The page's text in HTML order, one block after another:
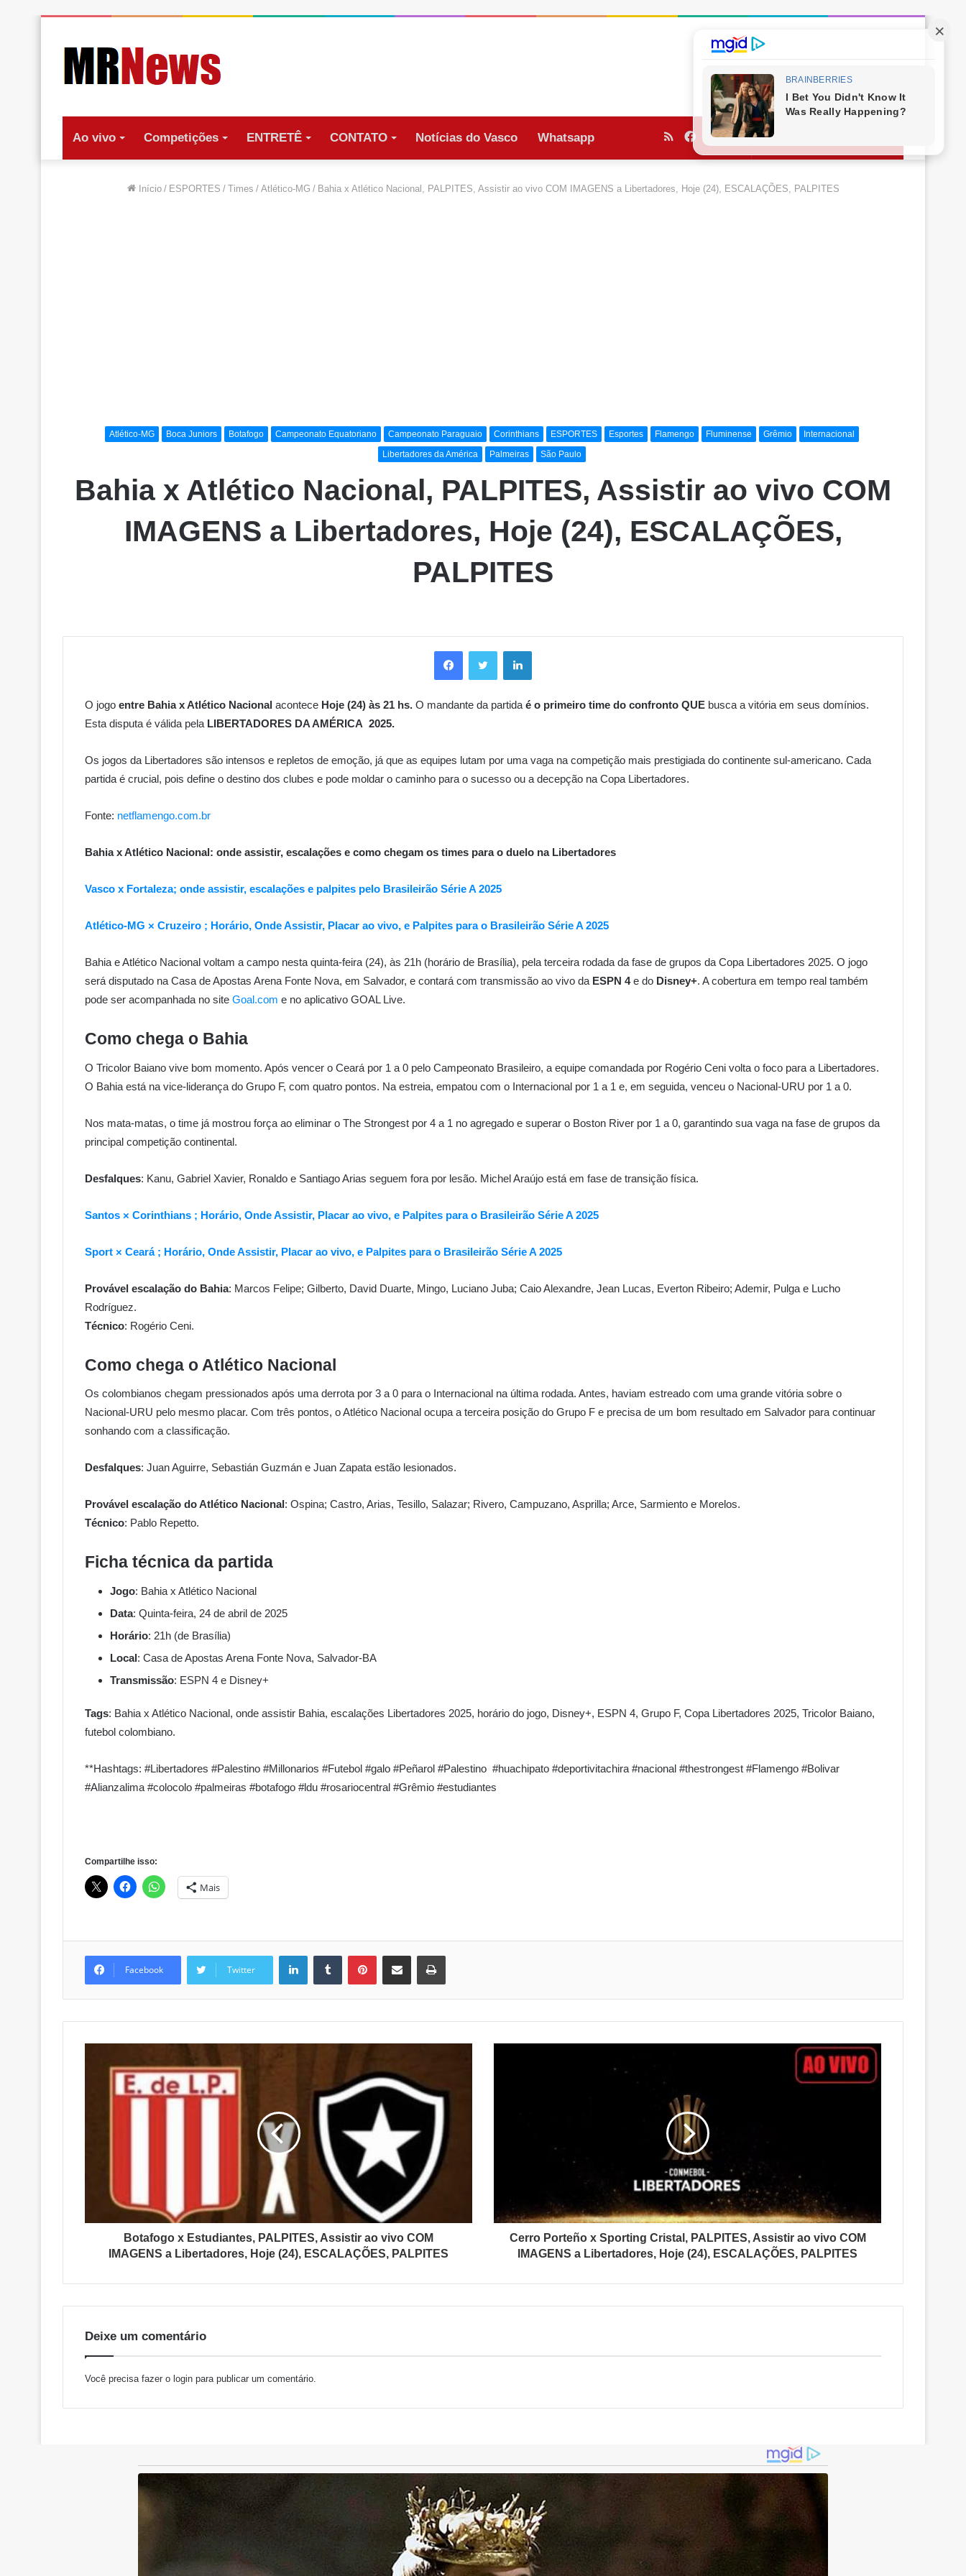
Ao vivo Competições ENTRETÊ CONTATO Notícias do Vasco Whatsapp YouTube
Twitter
Facebook
RSS
Início / ESPORTES / Times / Atlético-MG / Bahia x Atlético Nacional, PALPITES, Assistir ao vivo COM IMAGENS a Libertadores, Hoje (24), ESCALAÇÕES, PALPITES
Atlético-MG Boca Juniors Botafogo Campeonato Equatoriano Campeonato Paraguaio Corinthians ESPORTES Esportes Flamengo Fluminense Grêmio
Internacional
Libertadores da América
Palmeiras São Paulo
Bahia x Atlético Nacional, PALPITES, Assistir ao vivo COM
IMAGENS a Libertadores, Hoje (24), ESCALAÇÕES,
PALPITES
FacebookTwitter Linkedin
O jogo entre Bahia x Atlético Nacional acontece Hoje (24) às 21 hs. O mandante da partida é o primeiro time do confronto QUE busca a vitória em seus domínios.
Esta disputa é válida pela LIBERTADORES DA AMÉRICA 2025.
Os jogos da Libertadores são intensos e repletos de emoção, já que as equipes lutam por uma vaga na competição mais prestigiada do continente sul-americano. Cada
partida é crucial, pois define o destino dos clubes e pode moldar o caminho para o sucesso ou a decepção na Copa Libertadores.
Fonte: netflamengo.com.br
Bahia x Atlético Nacional: onde assistir, escalações e como chegam os times para o duelo na Libertadores
Vasco x Fortaleza; onde assistir, escalações e palpites pelo Brasileirão Série A 2025
Atlético-MG × Cruzeiro ; Horário, Onde Assistir, Placar ao vivo, e Palpites para o Brasileirão Série A 2025
Bahia e Atlético Nacional voltam a campo nesta quinta-feira (24), às 21h (horário de Brasília), pela terceira rodada da fase de grupos da Copa Libertadores 2025. O jogo
será disputado na Casa de Apostas Arena Fonte Nova, em Salvador, e contará com transmissão ao vivo da ESPN 4e do Disney+. A cobertura em tempo real também
pode ser acompanhada no site Goal.com e no aplicativo GOAL Live.
Como chega o Bahia
O Tricolor Baiano vive bom momento. Após vencer o Ceará por 1 a 0 pelo Campeonato Brasileiro, a equipe comandada por Rogério Ceni volta o foco para a Libertadores.
O Bahia está na vice-liderança do Grupo F, com quatro pontos. Na estreia, empatou com o Internacional por 1 a 1 e, em seguida, venceu o Nacional-URU por 1 a 0.
Nos mata-matas, o time já mostrou força ao eliminar o The Strongest por 4 a 1 no agregado e superar o Boston River por 1 a 0, garantindo sua vaga na fase de grupos da
principal competição continental.
Desfalques: Kanu, Gabriel Xavier, Ronaldo e Santiago Arias seguem fora por lesão. Michel Araújo está em fase de transição física.
Santos × Corinthians ; Horário, Onde Assistir, Placar ao vivo, e Palpites para o Brasileirão Série A 2025
Sport × Ceará ; Horário, Onde Assistir, Placar ao vivo, e Palpites para o Brasileirão Série A 2025
Provável escalação do Bahia: Marcos Felipe; Gilberto, David Duarte, Mingo, Luciano Juba; Caio Alexandre, Jean Lucas, Everton Ribeiro; Ademir, Pulga e Lucho
Rodríguez.
Técnico: Rogério Ceni.
Como chega o Atlético Nacional
Os colombianos chegam pressionados após uma derrota por 3 a 0 para o Internacional na última rodada. Antes, haviam estreado com uma grande vitória sobre o
Nacional-URU pelo mesmo placar. Com três pontos, o Atlético Nacional ocupa a terceira posição do Grupo F e precisa de um bom resultado em Salvador para continuar
sonhando com a classificação.
Desfalques: Juan Aguirre, Sebastián Guzmán e Juan Zapata estão lesionados.
Provável escalação do Atlético Nacional: Ospina; Castro, Arias, Tesillo, Salazar; Rivero, Campuzano, Asprilla; Arce, Sarmiento e Morelos.
Técnico: Pablo Repetto.
Ficha técnica da partida
Jogo: Bahia x Atlético Nacional
Data: Quinta-feira, 24 de abril de 2025
Horário: 21h (de Brasília)
Local: Casa de Apostas Arena Fonte Nova, Salvador-BA
Transmissão: ESPN 4 e Disney+
Tags: Bahia x Atlético Nacional, onde assistir Bahia, escalações Libertadores 2025, horário do jogo, Disney+, ESPN 4, Grupo F, Copa Libertadores 2025, Tricolor Baiano,
futebol colombiano.
**Hashtags: #Libertadores #Palestino #Millonarios #Futebol #galo #Peñarol #Palestino #huachipato #deportivitachira #nacional #thestrongest #Flamengo #Bolivar
#Alianzalima #colocolo #palmeiras #botafogo #ldu #rosariocentral #Grêmio #estudiantes
Compartilhe isso:
Mais
Facebook Twitter
LinkedinTumblr PinterestCompartilhar via e-mail Imprimir
Botafogo x Estudiantes, PALPITES, Assistir ao vivo COM
IMAGENS a Libertadores, Hoje (24), ESCALAÇÕES, PALPITES
Cerro Porteño x Sporting Cristal, PALPITES, Assistir ao vivo COM
IMAGENS a Libertadores, Hoje (24), ESCALAÇÕES, PALPITES
Deixe um comentário
Você precisa fazer o login para publicar um comentário.